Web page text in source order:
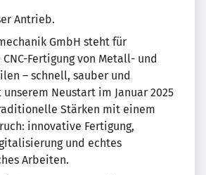
Antrieb.
GmbH steht für
Fertigung von Metall- und
– schnell, sauber und
Neustart im Januar 2025
Stärken mit einem
innovative Fertigung,
und echtes
Arbeiten.